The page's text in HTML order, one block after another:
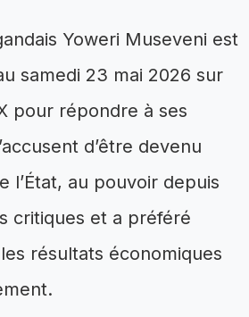
Yoweri Museveni est
samedi 23 mai 2026 sur
pour répondre à ses
d’être devenu
l’État, au pouvoir depuis
critiques et a préféré
résultats économiques